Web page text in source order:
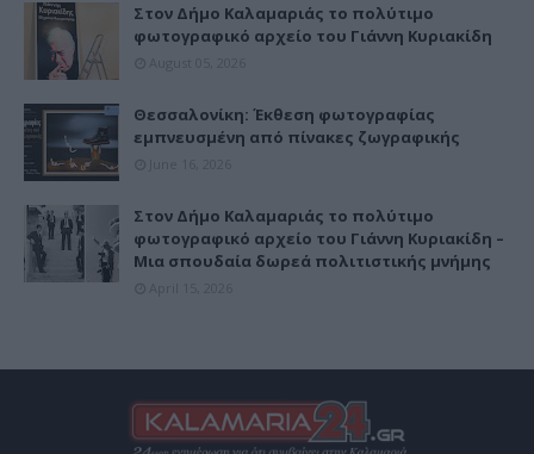
Στον Δήμο Καλαμαριάς το πολύτιμο
φωτογραφικό αρχείο του Γιάννη Κυριακίδη
Θεσσαλονίκη: Έκθεση φωτογραφίας
εμπνευσμένη από πίνακες ζωγραφικής
Στον Δήμο Καλαμαριάς το πολύτιμο
φωτογραφικό αρχείο του Γιάννη Κυριακίδη –
Μια σπουδαία δωρεά πολιτιστικής μνήμης